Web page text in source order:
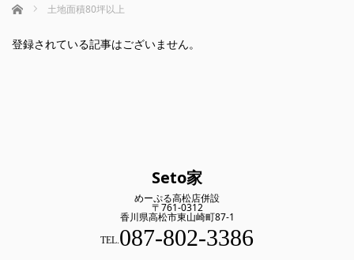
ホーム 土地面積80坪以上
登録されている記事はございません。
Seto家
めーぷる高松店併設
〒761-0312
香川県高松市東山崎町87-1
TEL.087-802-3386